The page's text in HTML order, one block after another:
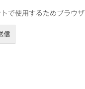
で使用するためブラウ